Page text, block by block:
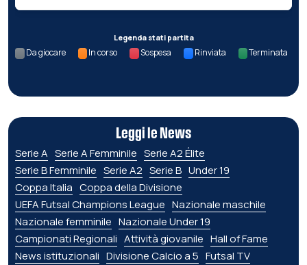
Legenda stati partita
Da giocare In corso Sospesa Rinviata Terminata
Leggi le News
Serie A Serie A Femminile Serie A2 Élite
Serie B Femminile Serie A2 Serie B Under 19
Coppa Italia Coppa della Divisione
UEFA Futsal Champions League Nazionale maschile
Nazionale femminile Nazionale Under 19
Campionati Regionali Attività giovanile Hall of Fame
News istituzionali Divisione Calcio a 5 Futsal TV